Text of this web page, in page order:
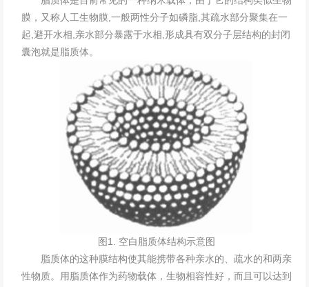
膜，又称人工生物膜,一般两性分子如磷脂,其疏水部分聚集在一
起,避开水相,亲水部分暴露于水相,形成具有双分子层结构的封闭
囊泡就是脂质体。
图1. 空白脂质体结构示意图
脂质体的这种膜结构使其能携带各种亲水的、疏水的和两亲
性物质。用脂质体作为药物载体，生物相容性好，而且可以达到